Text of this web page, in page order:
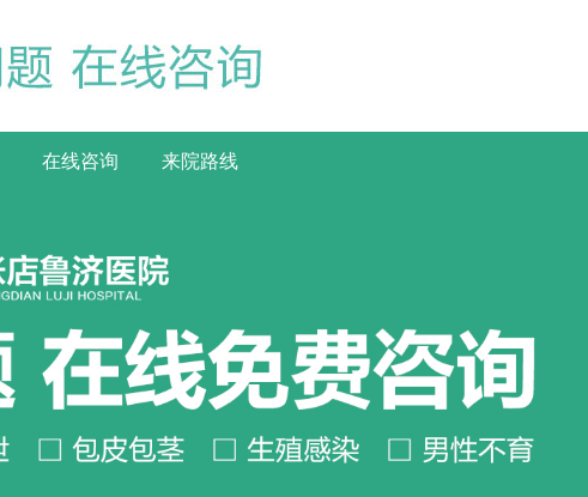
在线咨询 来院路线